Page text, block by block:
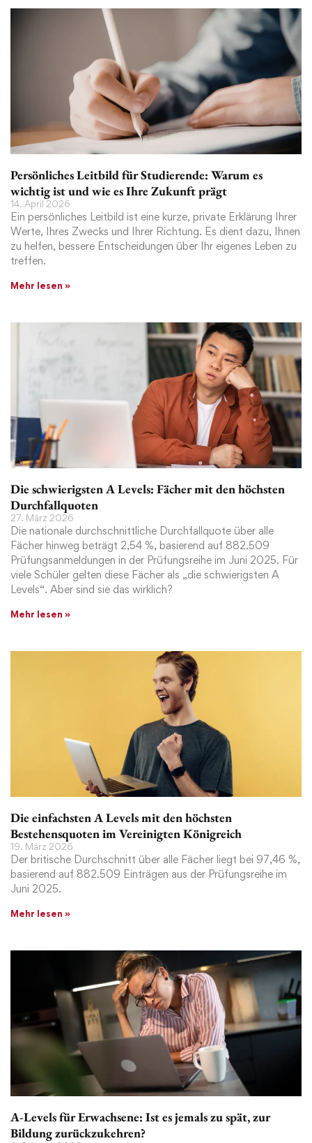
Persönliches Leitbild für Studierende: Warum es
wichtig ist und wie es Ihre Zukunft prägt
14. April 2026
Ein persönliches Leitbild ist eine kurze, private Erklärung Ihrer
Werte, Ihres Zwecks und Ihrer Richtung. Es dient dazu, Ihnen
zu helfen, bessere Entscheidungen über Ihr eigenes Leben zu
treffen.
Mehr lesen »
Die schwierigsten A Levels: Fächer mit den höchsten
Durchfallquoten
27. März 2026
Die nationale durchschnittliche Durchfallquote über alle
Fächer hinweg beträgt 2,54 %, basierend auf 882.509
Prüfungsanmeldungen in der Prüfungsreihe im Juni 2025. Für
viele Schüler gelten diese Fächer als „die schwierigsten A
Levels“. Aber sind sie das wirklich?
Mehr lesen »
Die einfachsten A Levels mit den höchsten
Bestehensquoten im Vereinigten Königreich
19. März 2026
Der britische Durchschnitt über alle Fächer liegt bei 97,46 %,
basierend auf 882.509 Einträgen aus der Prüfungsreihe im
Juni 2025.
Mehr lesen »
A-Levels für Erwachsene: Ist es jemals zu spät, zur
Bildung zurückzukehren?